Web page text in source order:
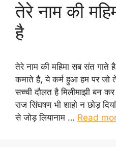
तेरे नाम की
है
तेरे नाम की महिमा सब संत गाते
कमाते है, ये कर्म हुआ हम पर जो
सच्ची दौलत है मिलीमाझी बन
राज सिंघषण भी शाहो न छोड़
से जोड़ लियानाम … Read